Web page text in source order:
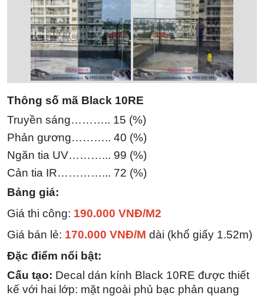
Thông số mã Black 10RE
Truyền sáng……….. 15 (%)
Phản gương……….. 40 (%)
Ngăn tia UV………... 99 (%)
Cản tia IR…………... 72 (%)
Bảng giá:
Giá thi công: 190.000 VNĐ/M2
Giá bán lẻ: 170.000 VNĐ/M dài (khổ giấy 1.52m)
Đặc điểm nổi bật:
Cấu tạo: Decal dán kính Black 10RE được thiết
kế với hai lớp: mặt ngoài phủ bạc phản quang